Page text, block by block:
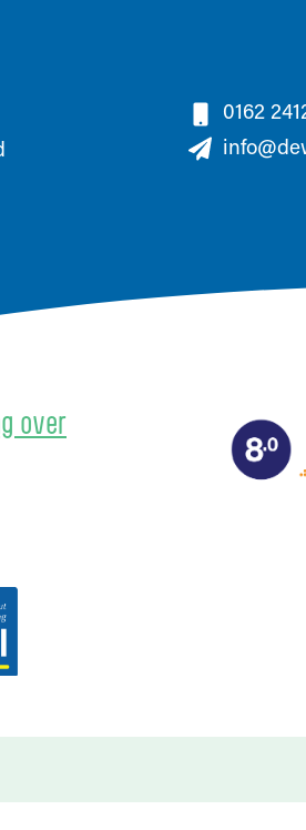
0162
over